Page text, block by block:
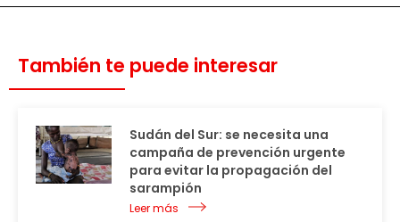
También te puede interesar
Sudán del Sur: se necesita una
campaña de prevención urgente
para evitar la propagación del
sarampión
Leer más